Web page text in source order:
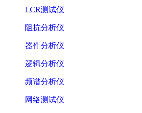
LCR测试仪
阻抗分析仪
器件分析仪
逻辑分析仪
频谱分析仪
网络测试仪